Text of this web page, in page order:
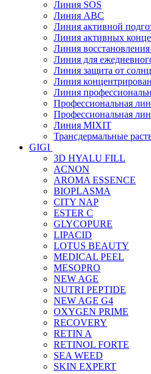
Линия SOS
Линия АВС
Линия активной
Линия активных
Линия
Линия для
Линия защита от
Линия
Линия
Профессиональная
Профессиональная
Линия MIXIT
Трансдермальные
GIGI
3D HYALU FILL
ACNON
AROMA ESSENCE
BIOPLASMA
CITY NAP
ESTER C
GLYCOPURE
LIPACID
LOTUS BEAUTY
MEDICAL PEEL
MESOPRO
NEW AGE
NUTRI PEPTIDE
NEW AGE G4
OXYGEN PRIME
RECOVERY
RETIN A
RETINOL FORTE
SEA WEED
SKIN EXPERT